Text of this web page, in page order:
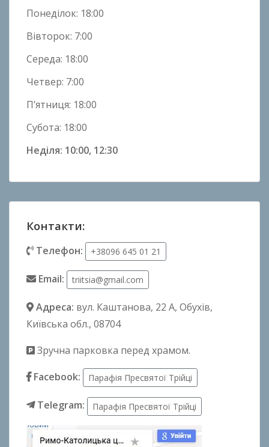
н
Понеділок: 18:00
Вівторок: 7:00
Середа: 18:00
Четвер: 7:00
П’ятниця: 18:00
Субота: 18:00
Неділя: 10:00, 12:30
Контакти:
Телефон: +38096 645 01 21
Email: triitsia@gmail.com
Адреса: вул. Каштанова, 22 А, Обухів,
Київська обл., 08704
Зручна парковка перед храмом.
Facebook:
Парафія Пресвятої Трійці
Telegram: Парафія Пресвятої Трійці